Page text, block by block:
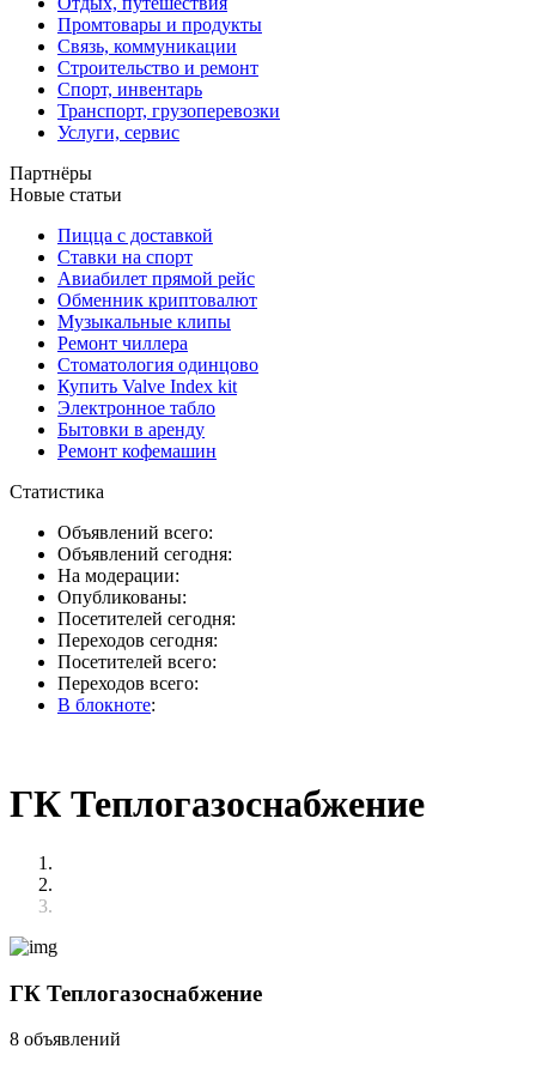
Промтовары и продукты
Связь, коммуникации
Строительство и ремонт
Спорт, инвентарь
Транспорт, грузоперевозки
Услуги, сервис
Партнёры
Новые статьи
Пицца с доставкой
Ставки на спорт
Авиабилет прямой рейс
Обменник криптовалют
Музыкальные клипы
Ремонт чиллера
Стоматология одинцово
Купить Valve Index kit
Электронное табло
Бытовки в аренду
Ремонт кофемашин
Статистика
Объявлений всего:
Объявлений сегодня:
На модерации:
Опубликованы:
Посетителей сегодня:
Переходов сегодня:
Посетителей всего:
Переходов всего:
В блокноте:
ГК Теплогазоснабжение
ГК Теплогазоснабжение
8 объявлений